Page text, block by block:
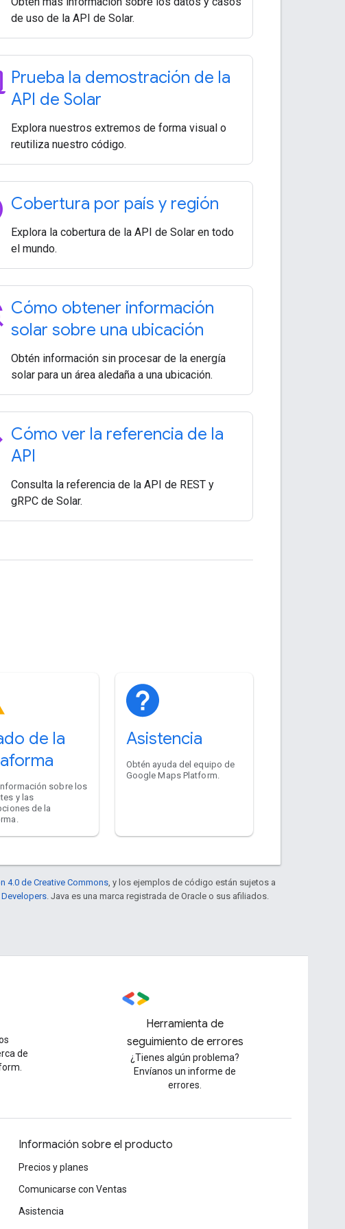
de uso de la API de Solar.
Prueba la demostración de la
API de Solar
Explora nuestros extremos de forma visual o
reutiliza nuestro código.
Cobertura por país y región
Explora la cobertura de la API de Solar en todo
el mundo.
Cómo obtener información
solar sobre una ubicación
Obtén información sin procesar de la energía
solar para un área aledaña a una ubicación.
Cómo ver la referencia de la
API
Consulta la referencia de la API de REST y
gRPC de Solar.
de la
sobre los
y las
de la
Asistencia
Obtén ayuda del equipo de
Google Maps Platform.
4.0 de Creative Commons, y los ejemplos de código están sujetos a
. Java es una marca registrada de Oracle o sus afiliados.
de
Herramienta de
seguimiento de errores
¿Tienes algún problema?
Envíanos un informe de
errores.
Información sobre el producto
Precios y planes
Comunicarse con Ventas
Asistencia